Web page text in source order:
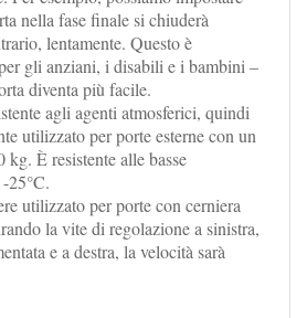
nella fase finale si chiuderà
lentamente. Questo è
gli anziani, i disabili e i bambini –
diventa più facile.
agli agenti atmosferici, quindi
utilizzato per porte esterne con un
kg. È resistente alle basse
25°C.
utilizzato per porte con cerniera
la vite di regolazione a sinistra,
e a destra, la velocità sarà